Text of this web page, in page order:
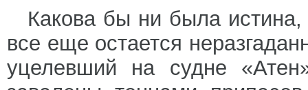
Какова бы ни была
все еще остается
уцелевший на судне